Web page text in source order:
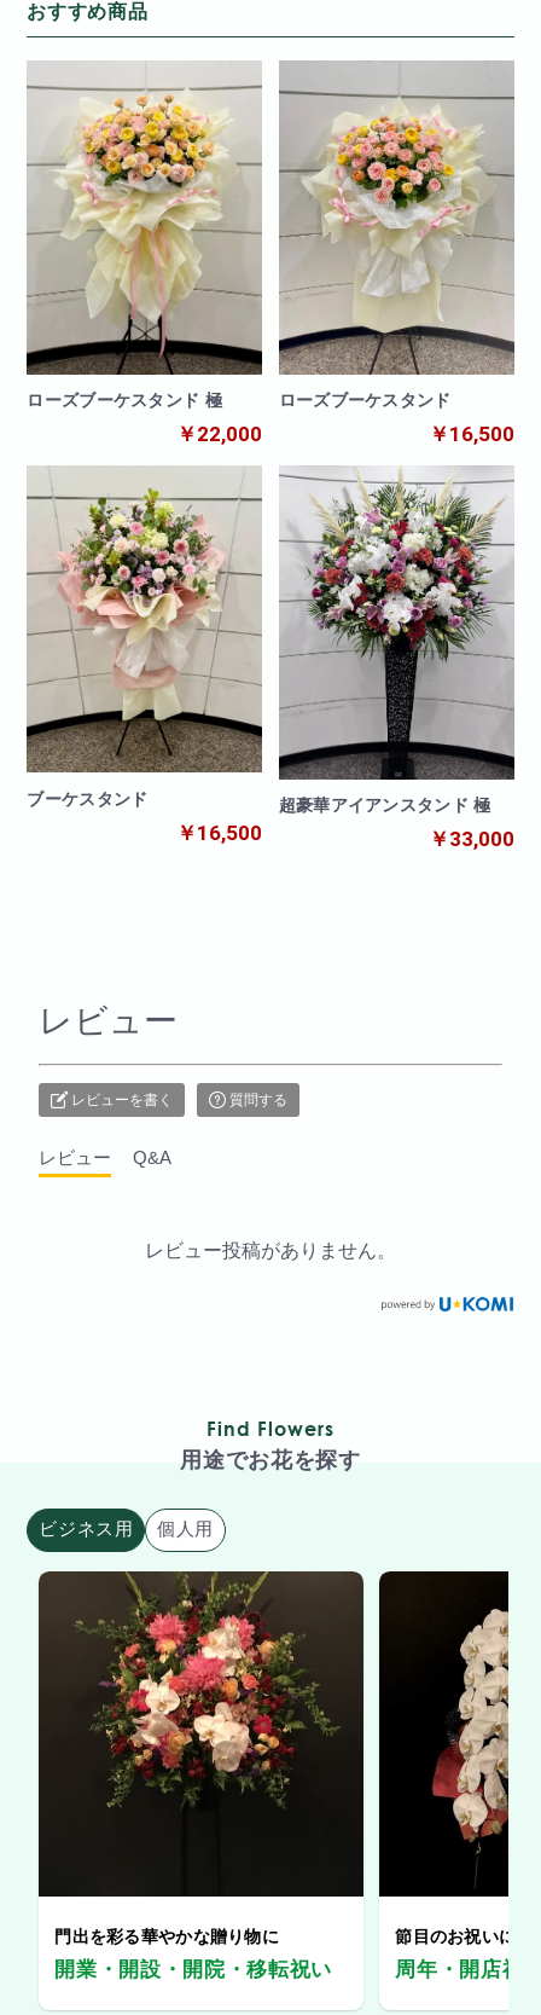
おすすめ商品
ローズブーケスタンド 極
￥22,000
ローズブーケスタンド
￥16,500
ブーケスタンド
￥16,500
超豪華アイアンスタンド 極
￥33,000
レビュー
レビューを書く 質問する
レビュー Q&A
レビュー投稿がありません。
Find Flowers
用途でお花を探す
ビジネス用 個人用
門出を彩る華やかな贈り物に
開業・開設・開院・移転祝い
節目のお祝いに、
周年・開店祝